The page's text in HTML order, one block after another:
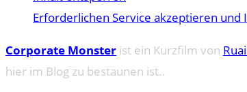
Erforderlichen Service akzeptieren und
Corporate Monster ist ein Kurzfilm von
hier im Blog zu bestaunen ist..